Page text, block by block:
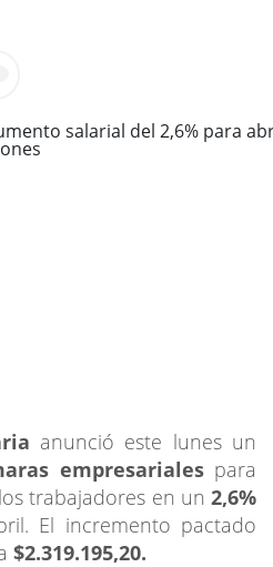
anunció este lunes un
empresarialespara
trabajadores en un 2,6%
El incremento pactado
$2.319.195,20.